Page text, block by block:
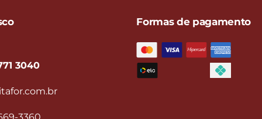
3040
Formas de pagamento